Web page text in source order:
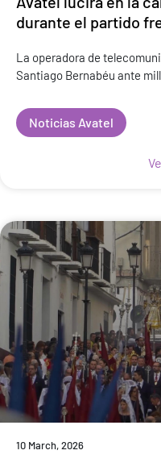
durante el partido
La operadora de
Santiago Bernabéu ante
su visibilidad de
Noticias Avatel
10 March, 2026